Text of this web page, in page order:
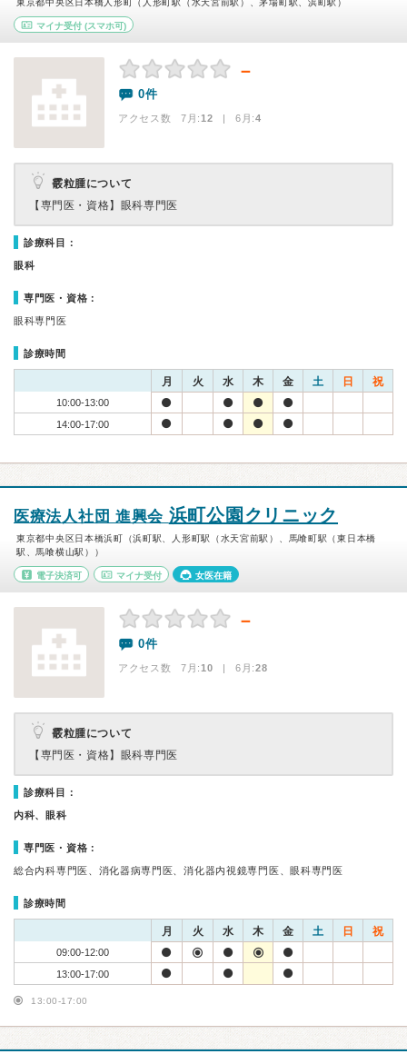
東京都中央区日本橋人形町（人形町駅（水天宮前駅）、茅場町駅、浜町駅）
マイナ受付 (スマホ可)
－
0件
アクセス数 7月:12 | 6月:4
霰粒腫について
【専門医・資格】 眼科専門医
診療科目：
眼科
専門医・資格：
眼科専門医
診療時間
月 火 水 木 金 土 日 祝
10:00-13:00
14:00-17:00
医療法人社団 進興会 浜町公園クリニック
東京都中央区日本橋浜町（浜町駅、人形町駅（水天宮前駅）、馬喰町駅（東日本橋
駅、馬喰横山駅））
電子決済可 マイナ受付 女医在籍
－
0件
アクセス数 7月:10 | 6月:28
霰粒腫について
【専門医・資格】 眼科専門医
診療科目：
内科、眼科
専門医・資格：
総合内科専門医、消化器病専門医、消化器内視鏡専門医、眼科専門医
診療時間
月 火 水 木 金 土 日 祝
09:00-12:00
13:00-17:00
13:00-17:00